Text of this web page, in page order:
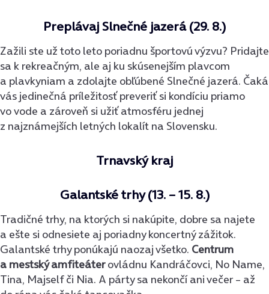
Preplávaj Slnečné jazerá (29. 8.)
Zažili ste už toto leto poriadnu športovú výzvu? Pridajte
sa k rekreačným, ale aj ku skúsenejším plavcom
a plavkyniam a zdolajte obľúbené Slnečné jazerá. Čaká
vás jedinečná príležitosť preveriť si kondíciu priamo
vo vode a zároveň si užiť atmosféru jednej
z najznámejších letných lokalít na Slovensku.
Trnavský kraj
Galantské trhy (13. – 15. 8.)
Tradičné trhy, na ktorých si nakúpite, dobre sa najete
a ešte si odnesiete aj poriadny koncertný zážitok.
Galantské trhy ponúkajú naozaj všetko. Centrum
a mestský amfiteáterovládnu Kandráčovci, No Name,
Tina, Majself či Nia. A párty sa nekončí ani večer – až